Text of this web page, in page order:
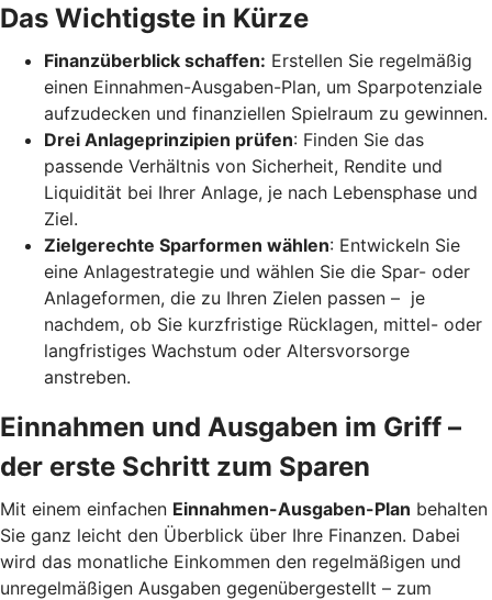
Das Wichtigste in Kürze
Finanzüberblick schaffen: Erstellen Sie regelmäßig
einen Einnahmen-Ausgaben-Plan, um Sparpotenziale
aufzudecken und finanziellen Spielraum zu gewinnen.
Drei Anlageprinzipien prüfen: Finden Sie das
passende Verhältnis von Sicherheit, Rendite und
Liquidität bei Ihrer Anlage, je nach Lebensphase und
Ziel.
Zielgerechte Sparformen wählen: Entwickeln Sie
eine Anlagestrategie und wählen Sie die Spar- oder
Anlageformen, die zu Ihren Zielen passen – je
nachdem, ob Sie kurzfristige Rücklagen, mittel- oder
langfristiges Wachstum oder Altersvorsorge
anstreben.
Einnahmen und Ausgaben im Griff –
der erste Schritt zum Sparen
Mit einem einfachen Einnahmen-Ausgaben-Plan behalten
Sie ganz leicht den Überblick über Ihre Finanzen. Dabei
wird das monatliche Einkommen den regelmäßigen und
unregelmäßigen Ausgaben gegenübergestellt – zum